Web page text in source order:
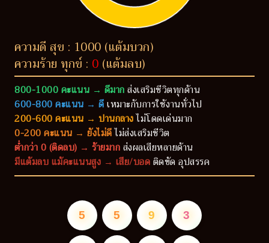
ความดี สุข : 1000 (แต้มบวก)
ความร้าย ทุกข์ : 0 (แต้มลบ)
800-1000 คะแนน → ดีมากส่งเสริมชีวิตทุกด้าน
600-800 คะแนน → ดีเหมาะกับการใช้งานทั่วไป
200-600 คะแนน → ปานกลางไม่โดดเด่นมาก
0-200 คะแนน → ยังไม่ดีไม่ส่งเสริมชีวิต
ต่ำกว่า 0 (ติดลบ) → ร้ายมากส่งผลเสียหลายด้าน
มีแต้มลบ แม้คะแนนสูง → เสีย/บอดติดขัด อุปสรรค
5 5 9 3